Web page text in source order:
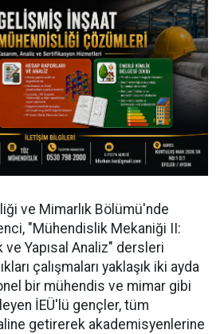
ve Mimarlık Bölümü'nde
"Mühendislik Mekaniği II:
ve Yapısal Analiz" dersleri
çalışmaları yaklaşık iki ayda
bir mühendis ve mimar gibi
İEÜ'lü gençler, tüm
getirerek akademisyenlerine